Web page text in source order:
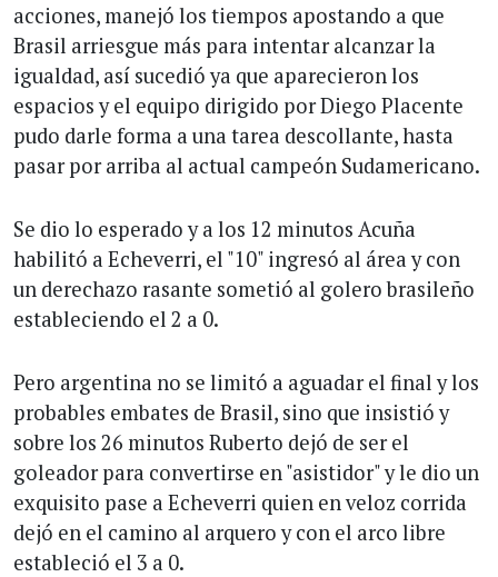
acciones, manejó los tiempos apostando a que
Brasil arriesgue más para intentar alcanzar la
igualdad, así sucedió ya que aparecieron los
espacios y el equipo dirigido por Diego Placente
pudo darle forma a una tarea descollante, hasta
pasar por arriba al actual campeón Sudamericano.
Se dio lo esperado y a los 12 minutos Acuña
habilitó a Echeverri, el "10" ingresó al área y con
un derechazo rasante sometió al golero brasileño
estableciendo el 2 a 0.
Pero argentina no se limitó a aguadar el final y los
probables embates de Brasil, sino que insistió y
sobre los 26 minutos Ruberto dejó de ser el
goleador para convertirse en "asistidor" y le dio un
exquisito pase a Echeverri quien en veloz corrida
dejó en el camino al arquero y con el arco libre
estableció el 3 a 0.